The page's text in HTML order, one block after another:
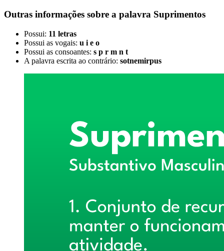
Outras informações sobre a palavra Suprimentos
Possui: 11 letras
Possui as vogais: u i e o
Possui as consoantes: s p r m n t
A palavra escrita ao contrário: sotnemirpus